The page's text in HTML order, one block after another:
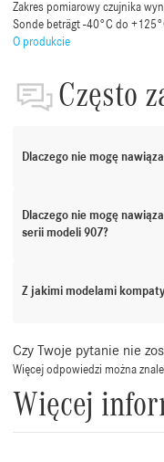
Zakres pomiarowy czujnika
Sonde beträgt -40°C do
O produkcie
Często
Dlaczego nie mogę
Dlaczego nie mogę
serii modeli 907?
Z jakimi modelami
Czy Twoje pytanie nie
Więcej odpowiedzi można
Więcej